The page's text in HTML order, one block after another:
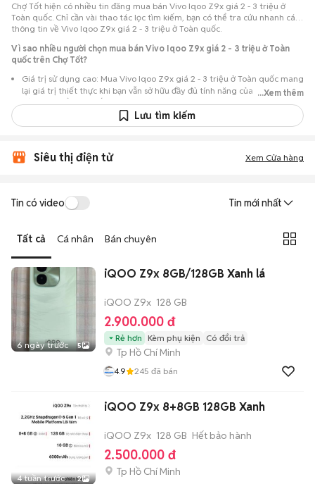
Chợ Tốt hiện có nhiều tin đăng mua bán Vivo Iqoo Z9x giá 2 - 3 triệu ở
Toàn quốc. Chỉ cần vài thao tác lọc tìm kiếm, bạn có thể tra cứu nhanh các
thông tin về Vivo Iqoo Z9x giá 2 - 3 triệu ở Toàn quốc.
Vì sao nhiều người chọn mua bán Vivo Iqoo Z9x giá 2 - 3 triệu ở Toàn
quốc trên Chợ Tốt?
Giá trị sử dụng cao: Mua Vivo Iqoo Z9x giá 2 - 3 triệu ở Toàn quốc mang
lại giá trị thiết thực khi bạn vẫn sở hữu đầy đủ tính năng của máy nhưng
với chi phí đầu tư thấp hơn máy đập hộp.
Lựa chọn theo sát nhu cầu: Hệ thống ghi nhận nhiều tin rao Vivo Iqoo
Test máy tại chỗ: Tạo điều kiện để người mua đến tận nơi xem xét cẩn
Dễ dàng thương lượng: Quá trình mua bán diễn ra trực tiếp, cho phép
hai bên trao đổi giá cả linh hoạt và có thể chốt giao dịch ngay trong
...Xem thêm
Lưu tìm kiếm
Siêu thị điện tử Xem Cửa hàng
Tin có video Tin mới nhất
Tất cả Cá nhân Bán chuyên
6 ngày trước 5
iQOO Z9x 8GB/128GB Xanh lá
iQOO Z9x 128 GB
2.900.000 đ
Rẻ hơn Kèm phụ kiện Có đổi trả
Tp Hồ Chí Minh
4.9 245 đã bán
4 tuần trước 2
iQOO Z9x 8+8GB 128GB Xanh
iQOO Z9x 128 GB Hết bảo hành
2.500.000 đ
Tp Hồ Chí Minh